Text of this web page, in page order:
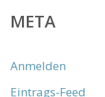
META
Anmelden
Eintrags-Feed